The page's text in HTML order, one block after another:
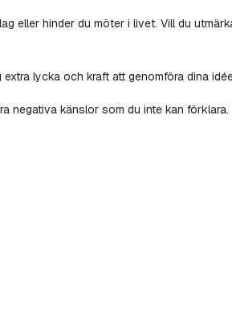
eller hinder du möter i livet. Vill du
lycka och kraft att genomföra dina
negativa känslor som du inte kan förklara.